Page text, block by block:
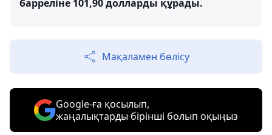
барреліне 101,90 долларды құрады.
Мақаламен бөлісу
Google-ға қосылып,
жаңалықтарды бірінші болып оқыңыз